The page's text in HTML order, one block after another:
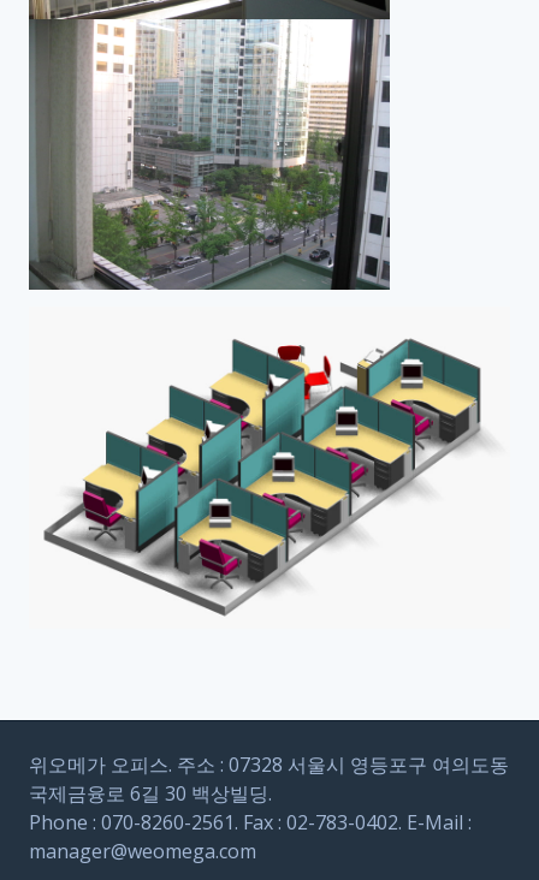
위오메가 오피스. 주소 : 07328 서울시 영등포구 여의도동
국제금융로 6길 30 백상빌딩.
Phone : 070-8260-2561. Fax : 02-783-0402. E-Mail :
manager@weomega.com